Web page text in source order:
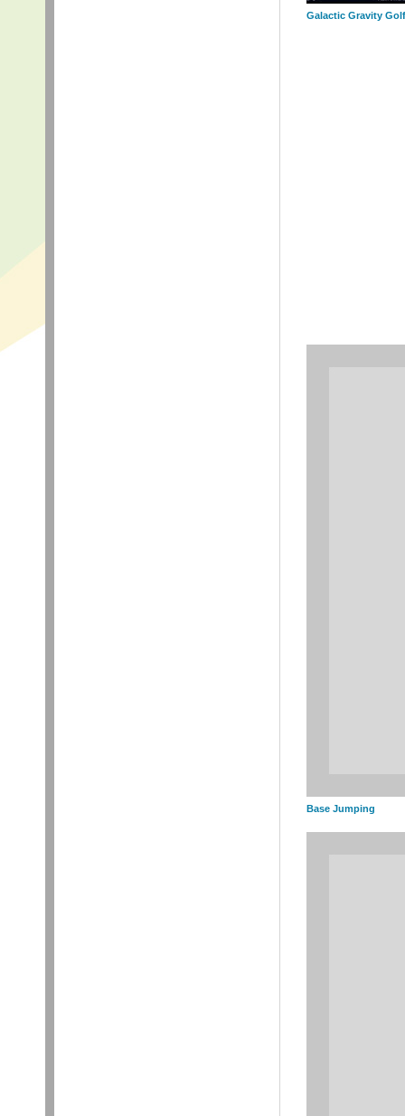
Galactic Gravity Golf
Base Jumping